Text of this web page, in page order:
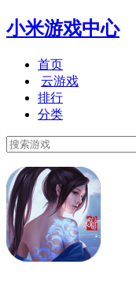
小米游戏中心
首页
云游戏
排行
分类